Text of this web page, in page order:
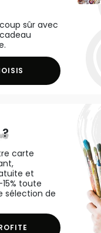
sûr avec
carte
et
toute
sélection de